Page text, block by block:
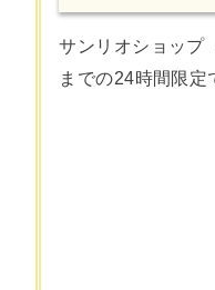
サンリオショップ
までの24時間限定